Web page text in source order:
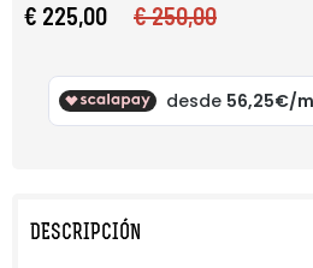
€ 225,00
€ 250,00
DESCRIPCIÓN